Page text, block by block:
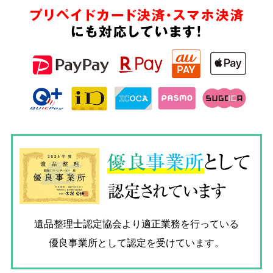
プリペイドカード決済・スマホ決済
にも対応しています!
優良事業所として
認定されています
遺品整理士認定協会より適正業務を行っている
優良事業所として認定を受けています。